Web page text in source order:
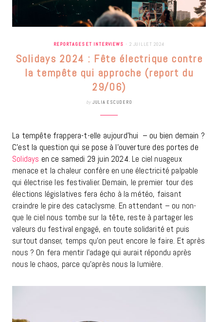
REPORTAGES ET INTERVIEWS 2 JUILLET 2024
Solidays 2024 : Fête électrique contre
la tempête qui approche (report du
29/06)
by JULIA ESCUDERO
La tempête frappera-t-elle aujourd’hui – ou bien demain ?
C’est la question qui se pose à l’ouverture des portes de
Solidays en ce samedi 29 juin 2024. Le ciel nuageux
menace et la chaleur confère en une électricité palpable
qui électrise les festivalier. Demain, le premier tour des
élections législatives fera écho à la météo, faisant
craindre le pire des cataclysme. En attendant – ou non-
que le ciel nous tombe sur la tête, reste à partager les
valeurs du festival engagé, en toute solidarité et puis
surtout danser, temps qu’on peut encore le faire. Et après
nous ? On fera mentir l’adage qui aurait répondu après
nous le chaos, parce qu’après nous la lumière.